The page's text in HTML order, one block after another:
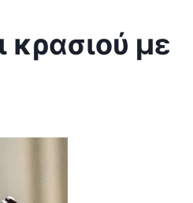
με